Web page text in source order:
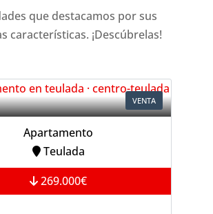
que destacamos por sus
características. ¡Descúbrelas!
VENTA
Apartamento
Teulada
269.000€